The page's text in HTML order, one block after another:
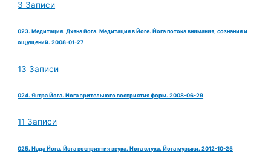
3 Записи
023. Медитация. Дхяна йога. Медитация в Йоге. Йога потока внимания, сознания и
ощущений. 2008-01-27
13 Записи
024. Янтра Йога. Йога зрительного восприятия форм. 2008-06-29
11 Записи
025. Нада Йога. Йога восприятия звука. Йога слуха. Йога музыки. 2012-10-25